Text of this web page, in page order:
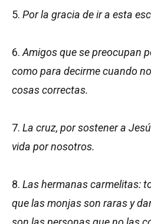
5. Por la gracia de ir a esta
6. Amigos que se preocupan
como para decirme cuando
cosas correctas.
7. La cruz, por sostener a
vida por nosotros.
8. Las hermanas carmelitas:
que las monjas son raras y